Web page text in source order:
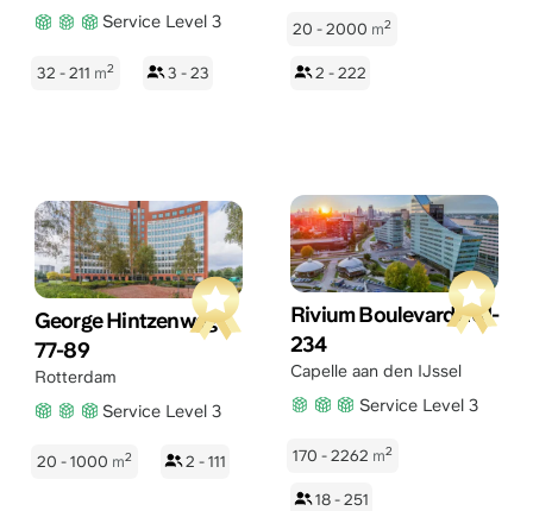
Service Level 3
32 - 211 m2 3 - 23
20 - 2000 m2
2 - 222
George Hintzenweg
77-89
Rotterdam
Service Level 3
20 - 1000 m2 2 - 111
Rivium Boulevard 201-
234
Capelle aan den IJssel
Service Level 3
170 - 2262 m2
18 - 251